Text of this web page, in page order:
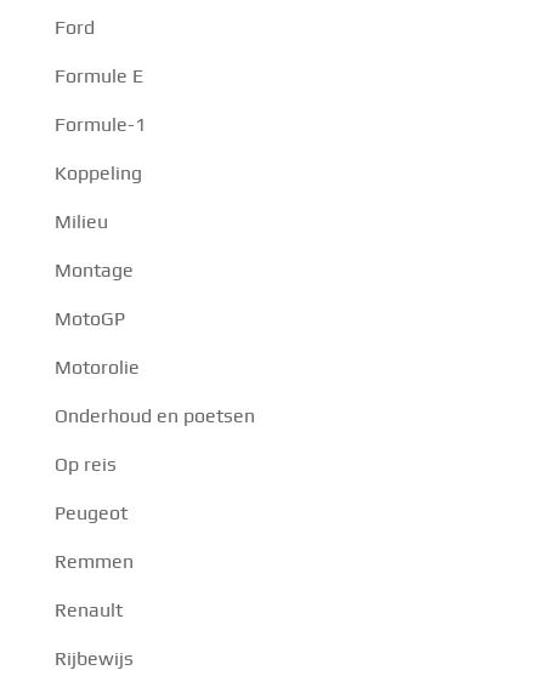
Ford
Formule E
Formule-1
Koppeling
Milieu
Montage
MotoGP
Motorolie
Onderhoud en poetsen
Op reis
Peugeot
Remmen
Renault
Rijbewijs